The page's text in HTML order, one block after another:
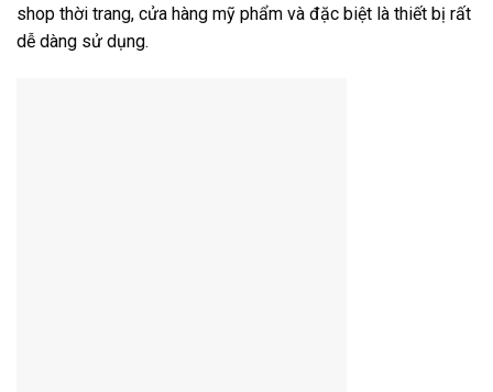
shop thời trang, cửa hàng mỹ phẩm và đặc biệt là thiết bị rất
dễ dàng sử dụng.